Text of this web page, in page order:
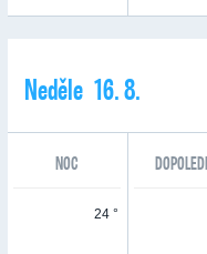
Neděle 16. 8.
NOC
24 °